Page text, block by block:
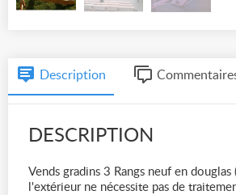
Description
DESCRIPTION
Vends gradins 3 Rangs neuf en
l'extérieur ne nécessite pas de